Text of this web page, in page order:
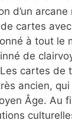
d’un
cartes
à tout le
de
cartes de
ancien,
Âge. Au